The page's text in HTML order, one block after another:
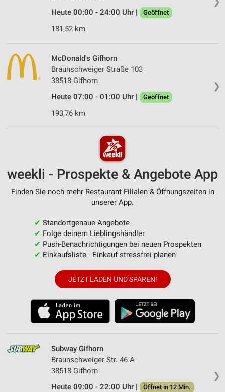
Heute 00:00 - 24:00 Uhr |
Geöffnet
181,52 km
❯
McDonald's Gifhorn
Braunschweiger Straße 103
38518 Gifhorn
Heute 07:00 - 01:00 Uhr |
Geöffnet
193,76 km
weekli - Prospekte & Angebote App
Finden Sie noch mehr Restaurant Filialen & Öffnungszeiten in
unserer App.
✔ Standortgenaue Angebote
✔ Folge deinem Lieblingshändler
✔ Push-Benachrichtigungen bei neuen Prospekten
✔ Einkaufsliste - Einkauf stressfrei planen
JETZT LADEN UND SPAREN!
❯
Subway Gifhorn
Braunschweiger Str. 46 A
38518 Gifhorn
Heute 09:00 - 22:00 Uhr |
Öffnet in 12 Min.